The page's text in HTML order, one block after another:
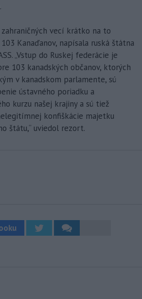
vecí krátko na to
Kanaďanov, napísala ruská štátna
„Vstup do Ruskej federácie je
103 kanadských občanov, ktorých
v kanadskom parlamente, sú
ústavného poriadku a
kurzu našej krajiny a sú tiež
konfiškácie majetku
štátu,“ uviedol rezort.